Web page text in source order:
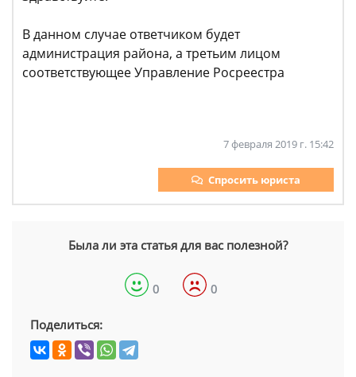
В данном случае ответчиком будет
администрация района, а третьим лицом
соответствующее Управление Росреестра
7 февраля 2019 г. 15:42
Спросить юриста
Была ли эта статья для вас полезной?
0 0
Поделиться: